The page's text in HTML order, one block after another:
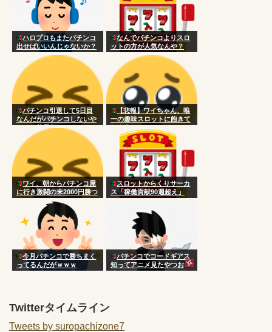
ハロプロもまたパチンコ
出せばいいんじゃないか？
なんでパチンコよりスロ
ットの方が人気なんや？
パチンコ引退して5日目
なんだがパチンコしないや
つって休日何してんの？
【悲報】ワイちゃん、唯
一の趣味スロットに飽きて
しまう
ワイ、朝からパチンコ屋
に行き激闘の末2000円勝つ
スロットからくりサーカ
ス「稼働貢献90週超え」
今月パチンコで勝ちまく
ってるんだがｗｗｗ
パチンコでコードギアス
知ってアニメ見たやつお
る？
Twitterタイムライン
Tweets by suropachizone7